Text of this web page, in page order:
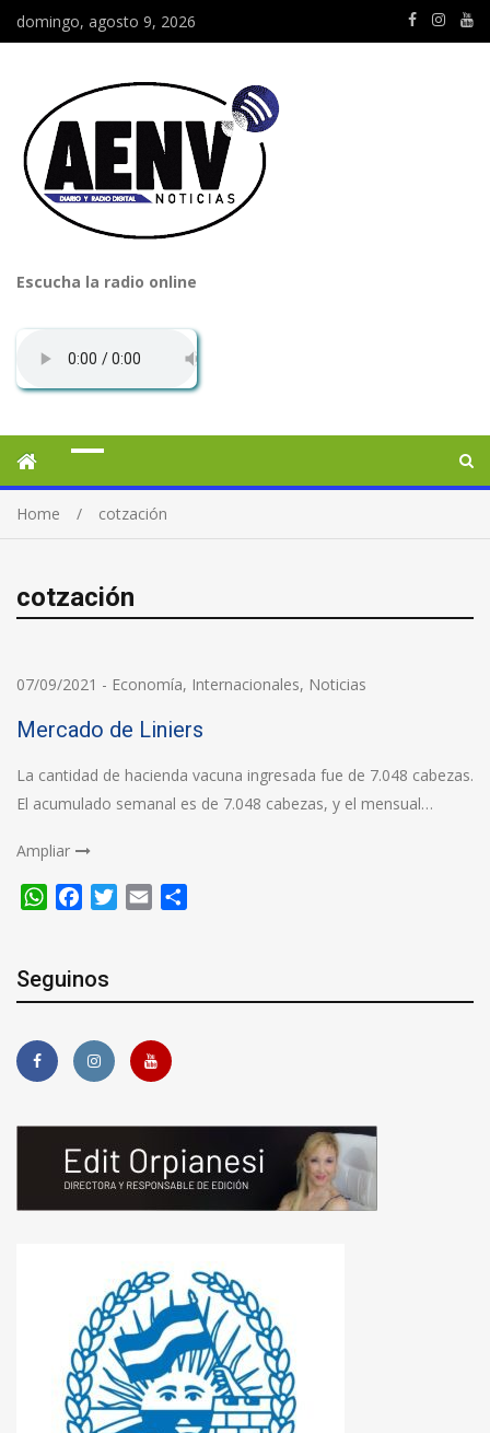
domingo, agosto 9, 2026
Escucha la radio online
Home cotzación
cotzación
07/09/2021 - Economía, Internacionales, Noticias
Mercado de Liniers
La cantidad de hacienda vacuna ingresada fue de 7.048 cabezas.
El acumulado semanal es de 7.048 cabezas, y el mensual…
Ampliar
WhatsApp
FacebookTwitter
Email
Seguinos